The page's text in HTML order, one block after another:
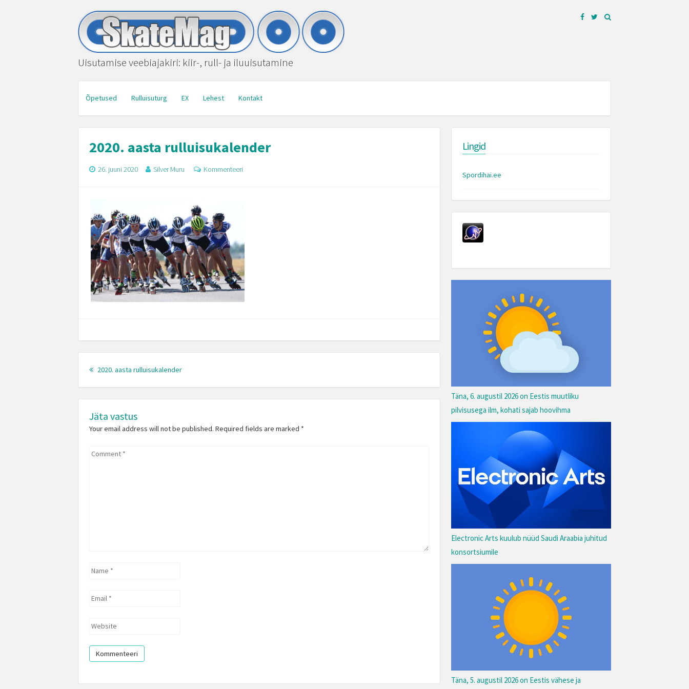
Uisutamise veebiajakiri: kiir-, rull- ja iluuisutamine
Facebook
Twitter
Õpetused Rulluisuturg EX Lehest Kontakt
2020. aasta rulluisukalender
26. juuni 2020 Silver Muru Kommenteeri
navigation
2020. aasta rulluisukalenderPrevious
Jäta vastus
Your email address will not be published. Required fields are marked *
Comment
Name
Email
Website
Lingid
Spordihai.ee
Täna, 6. augustil 2026 on Eestis muutliku
pilvisusega ilm, kohati sajab hoovihma
Electronic Arts kuulub nüüd Saudi Araabia juhitud
konsortsiumile
Täna, 5. augustil 2026 on Eestis vähese ja